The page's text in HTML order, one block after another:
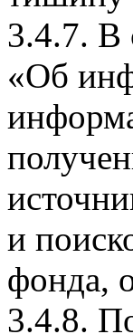
3.4.7. В
«Об
и
фонда,
3.4.8.